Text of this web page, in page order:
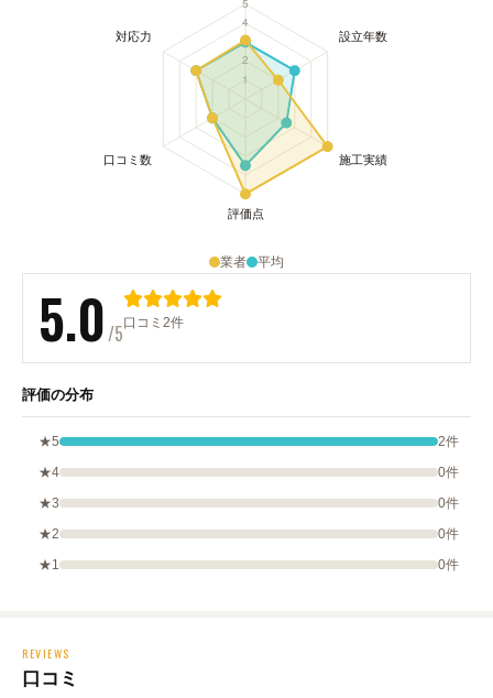
業者 平均
5.0 /5口コミ2件
評価の分布
★5
2件
★4
0件
★3
0件
★2
0件
★1
0件
REVIEWS
口コミ